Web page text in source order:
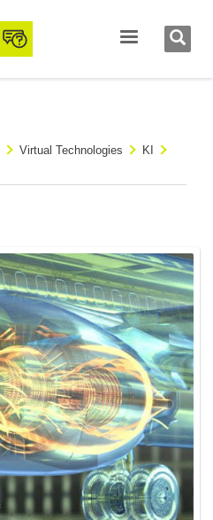
Virtual Technologies
KI